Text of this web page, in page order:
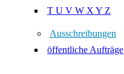
T U V W X Y Z
Ausschreibungen
öffentliche Aufträge